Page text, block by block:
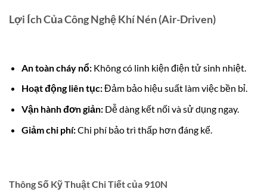
Lợi Ích Của Công Nghệ Khí Nén (Air-Driven)
An toàn cháy nổ:Không có linh kiện điện tử sinh nhiệt.
Hoạt động liên tục:Đảm bảo hiệu suất làm việc bền bỉ.
Vận hành đơn giản:Dễ dàng kết nối và sử dụng ngay.
Giảm chi phí:Chi phí bảo trì thấp hơn đáng kể.
Thông Số Kỹ Thuật Chi Tiết của 910N